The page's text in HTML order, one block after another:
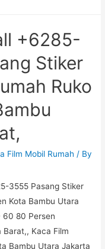
+6285-
Stiker
Ruko
Film Mobil Rumah / By
3555 Pasang Stiker
Kota Bambu Utara
60 80 Persen
Barat,, Kaca Film
Bambu Utara Jakarta